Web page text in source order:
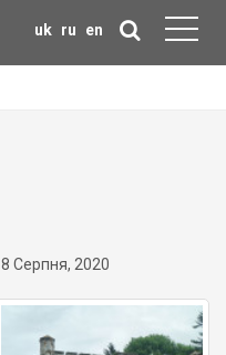
uk ru en
8 Серпня, 2020